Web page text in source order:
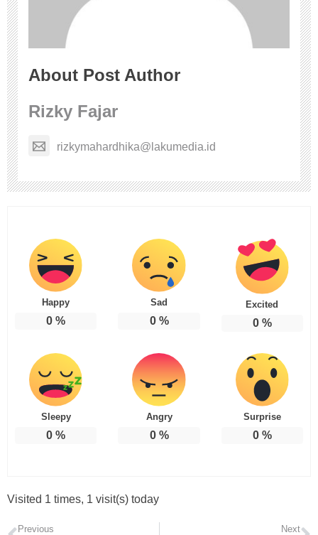
About Post Author
Rizky Fajar
rizkymahardhika@lakumedia.id
Happy
0 %
Sad
0%
Excited
0%
Sleepy
0 %
Angry
0%
Surprise
0%
Visited 1 times, 1 visit(s) today
Previous Next